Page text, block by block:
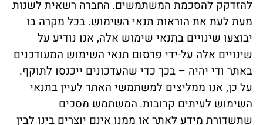
להזדקק להסכמת המשתמשים. החברה רשאית לשנות
מעת לעת את הוראות תנאי השימוש. בכל מקרה בו
יבוצעו שינויים בתנאי שימוש אלה, אנו נודיע על
שינויים אלה על-ידי פרסום תנאי השימוש המעודכנים
באתר ודי יהיה – בכך כדי שהעדכונים ייכנסו לתוקף.
על כן, אנו ממליצים למשתמשי האתר לעיין בתנאי
השימוש לעיתים קרובות. המשתמש מסכים
שתשדורת מידע לאתר או ממנו אינם יוצרים בינו לבין